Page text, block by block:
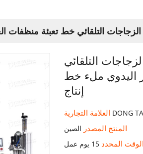
التلقائي خط تعبئة منظفات
التلقائي
اليدوي ملء خط
إنتاج
DONG
المنتج المصدر الصين
المحدد 15 يوم عمل